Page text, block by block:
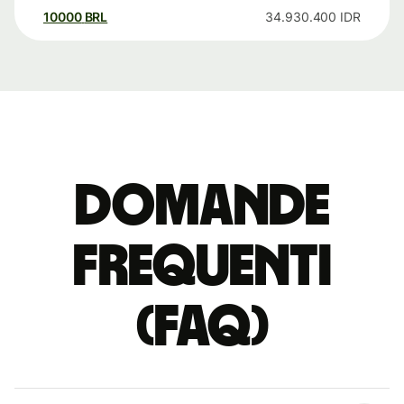
10000 BRL 34.930.400 IDR
Domande
Frequenti
(FAQ)